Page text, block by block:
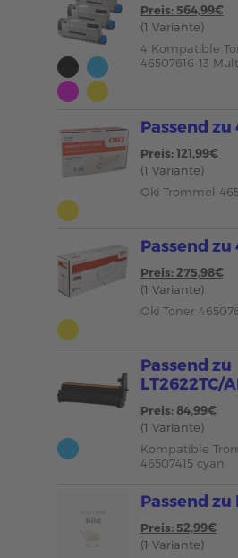
Preis: 564,99€
(1 Variante)
4 Kompatible
46507616-13
Passend zu
Preis: 121,99€
(1 Variante)
Oki Trommel
Passend zu
Preis: 275,98€
(1 Variante)
Oki Toner
Passend zu
LT2622TC/
Preis: 84,99€
(1 Variante)
Kompatible
46507415 cyan
Passend zu
Preis: 52,99€
(1 Variante)